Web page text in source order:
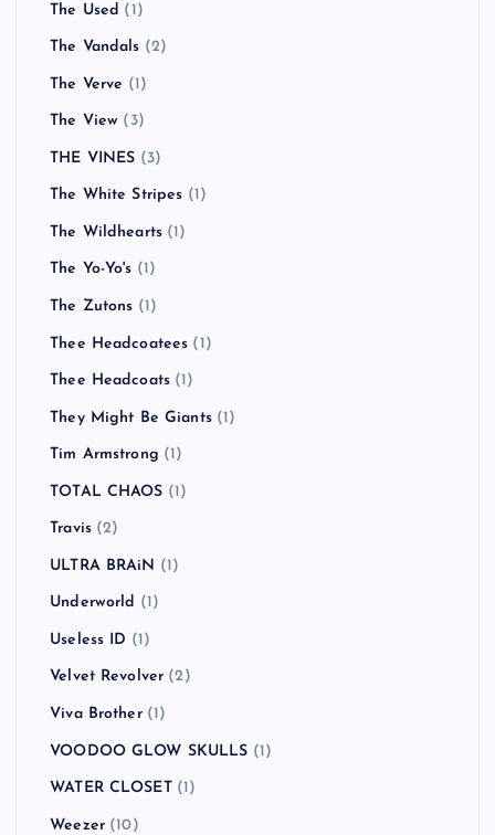
The Used (1)
The Vandals (2)
The Verve (1)
The View (3)
THE VINES (3)
The White Stripes (1)
The Wildhearts (1)
The Yo-Yo's (1)
The Zutons (1)
Thee Headcoatees (1)
Thee Headcoats (1)
They Might Be Giants(1)
Tim Armstrong (1)
TOTAL CHAOS (1)
Travis(2)
ULTRA BRAiN (1)
Underworld (1)
Useless ID (1)
Velvet Revolver (2)
Viva Brother(1)
VOODOO GLOW SKULLS (1)
WATER CLOSET(1)
Weezer(10)